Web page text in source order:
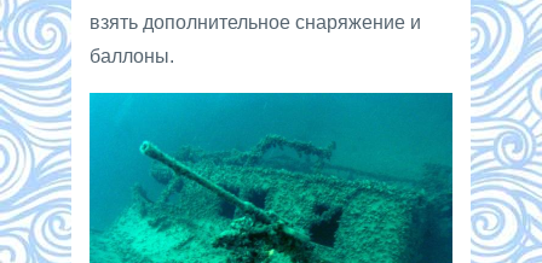
взять дополнительное снаряжение и
баллоны.